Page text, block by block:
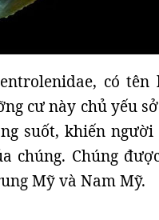
có tên
cư này chủ yếu
suốt, khiến người
chúng. Chúng
Mỹ và Nam Mỹ.